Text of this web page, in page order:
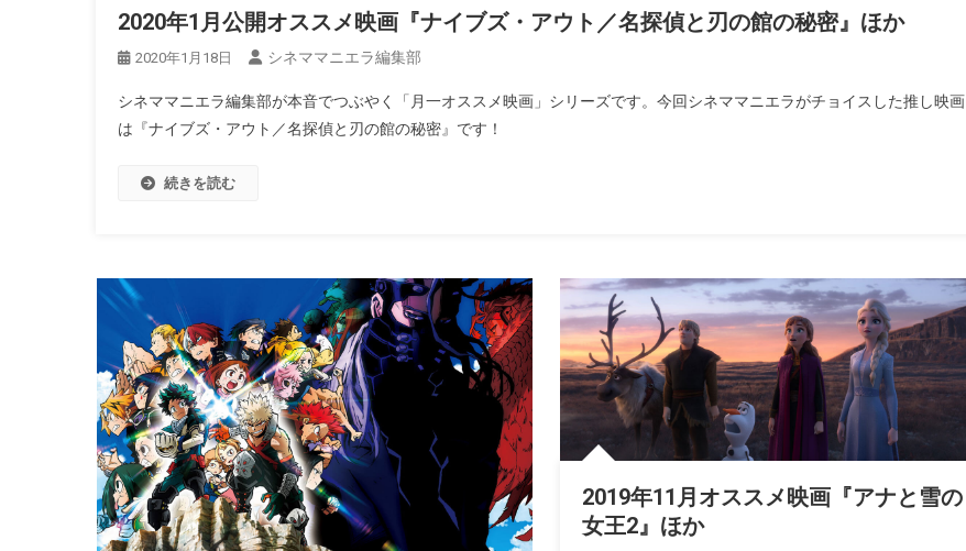
2020年1月公開オススメ映画『ナイブズ・アウト／名探偵と刃の館の秘密』ほか
2020年1月18日 シネママニエラ編集部
シネママニエラ編集部が本音でつぶやく「月一オススメ映画」シリーズです。今回シネママニエラがチョイスした推し映画
は『ナイブズ・アウト／名探偵と刃の館の秘密』です！
続きを読む
2019年11月オススメ映画『アナと雪の
女王2』ほか